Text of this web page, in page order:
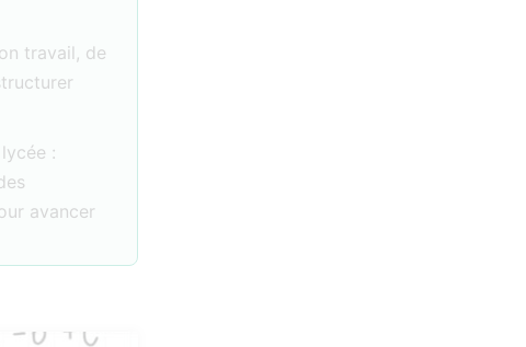
travail, de
:
avancer